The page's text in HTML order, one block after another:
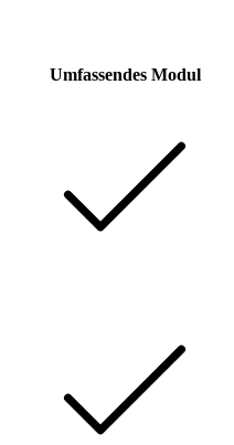
Umfassendes Modul